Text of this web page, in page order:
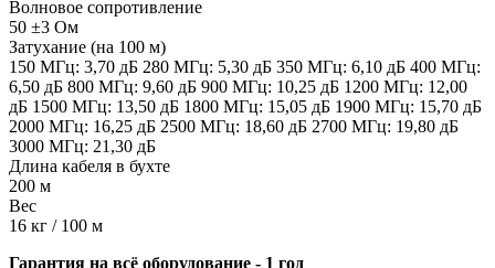
Волновое сопротивление
50 ±3 Ом
Затухание (на 100 м)
150 МГц: 3,70 дБ 280 МГц: 5,30 дБ 350 МГц: 6,10 дБ 400 МГц:
6,50 дБ 800 МГц: 9,60 дБ 900 МГц: 10,25 дБ 1200 МГц: 12,00
дБ 1500 МГц: 13,50 дБ 1800 МГц: 15,05 дБ 1900 МГц: 15,70 дБ
2000 МГц: 16,25 дБ 2500 МГц: 18,60 дБ 2700 МГц: 19,80 дБ
3000 МГц: 21,30 дБ
Длина кабеля в бухте
200 м
Вес
16 кг / 100 м
Гарантия на всё оборудование - 1 год